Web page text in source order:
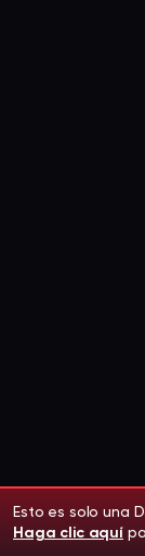
Esto es solo una
Haga clic aquí